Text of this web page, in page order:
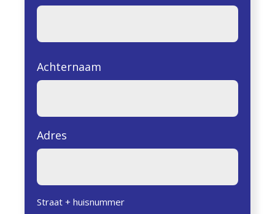
Achternaam
Adres
Straat + huisnummer